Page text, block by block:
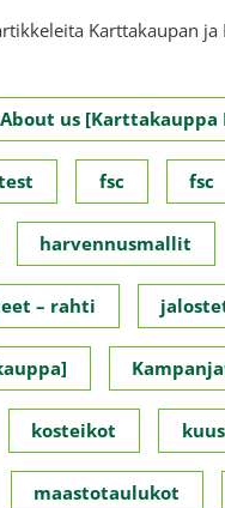
Karttakaupan
About us [Karttakauppa
fsc fsc
harvennusmallit
– rahti
kosteikot
maastotaulukot